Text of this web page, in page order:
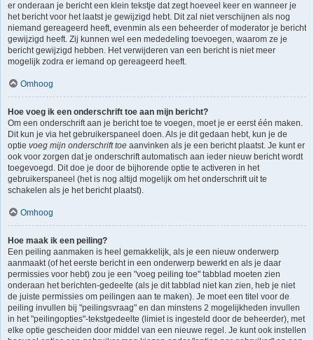
er onderaan je bericht een klein tekstje dat zegt hoeveel keer en wanneer je
het bericht voor het laatst je gewijzigd hebt. Dit zal niet verschijnen als nog
niemand gereageerd heeft, evenmin als een beheerder of moderator je bericht
gewijzigd heeft. Zij kunnen wel een mededeling toevoegen, waarom ze je
bericht gewijzigd hebben. Het verwijderen van een bericht is niet meer
mogelijk zodra er iemand op gereageerd heeft.
Omhoog
Hoe voeg ik een onderschrift toe aan mijn bericht?
Om een onderschrift aan je bericht toe te voegen, moet je er eerst één maken.
Dit kun je via het gebruikerspaneel doen. Als je dit gedaan hebt, kun je de
optie voeg mijn onderschrift toe aanvinken als je een bericht plaatst. Je kunt er
ook voor zorgen dat je onderschrift automatisch aan ieder nieuw bericht wordt
toegevoegd. Dit doe je door de bijhorende optie te activeren in het
gebruikerspaneel (het is nog altijd mogelijk om het onderschrift uit te
schakelen als je het bericht plaatst).
Omhoog
Hoe maak ik een peiling?
Een peiling aanmaken is heel gemakkelijk, als je een nieuw onderwerp
aanmaakt (of het eerste bericht in een onderwerp bewerkt en als je daar
permissies voor hebt) zou je een "voeg peiling toe" tabblad moeten zien
onderaan het berichten-gedeelte (als je dit tabblad niet kan zien, heb je niet
de juiste permissies om peilingen aan te maken). Je moet een titel voor de
peiling invullen bij "peilingsvraag" en dan minstens 2 mogelijkheden invullen
in het "peilingopties"-tekstgedeelte (limiet is ingesteld door de beheerder), met
elke optie gescheiden door middel van een nieuwe regel. Je kunt ook instellen